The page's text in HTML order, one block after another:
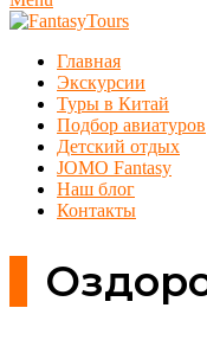
Главная
Экскурсии
Туры в Китай
Подбор авиатуров
Детский отдых
JOMO Fantasy
Наш блог
Контакты